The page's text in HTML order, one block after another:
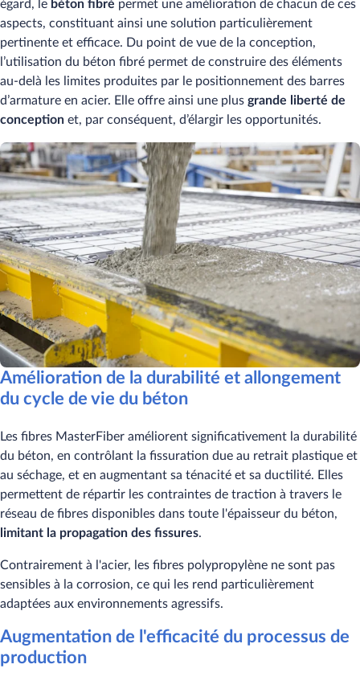
égard, le béton fibré permet une amélioration de chacun de ces
aspects, constituant ainsi une solution particulièrement
pertinente et efficace. Du point de vue de la conception,
l’utilisation du béton fibré permet de construire des éléments
au-delà les limites produites par le positionnement des barres
d’armature en acier. Elle offre ainsi une plus grande liberté de
conception et, par conséquent, d’élargir les opportunités.
Amélioration de la durabilité et allongement
du cycle de vie du béton
Les fibres MasterFiber améliorent significativement la durabilité
du béton, en contrôlant la fissuration due au retrait plastique et
au séchage, et en augmentant sa ténacité et sa ductilité. Elles
permettent de répartir les contraintes de traction à travers le
réseau de fibres disponibles dans toute l'épaisseur du béton,
limitant la propagation des fissures.
Contrairement à l'acier, les fibres polypropylène ne sont pas
sensibles à la corrosion, ce qui les rend particulièrement
adaptées aux environnements agressifs.
Augmentation de l'efficacité du processus de
production